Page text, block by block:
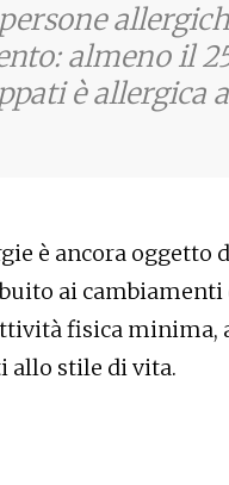
almeno il
è allergica
è ancora
ai
fisica minima,
allo stile di vita.